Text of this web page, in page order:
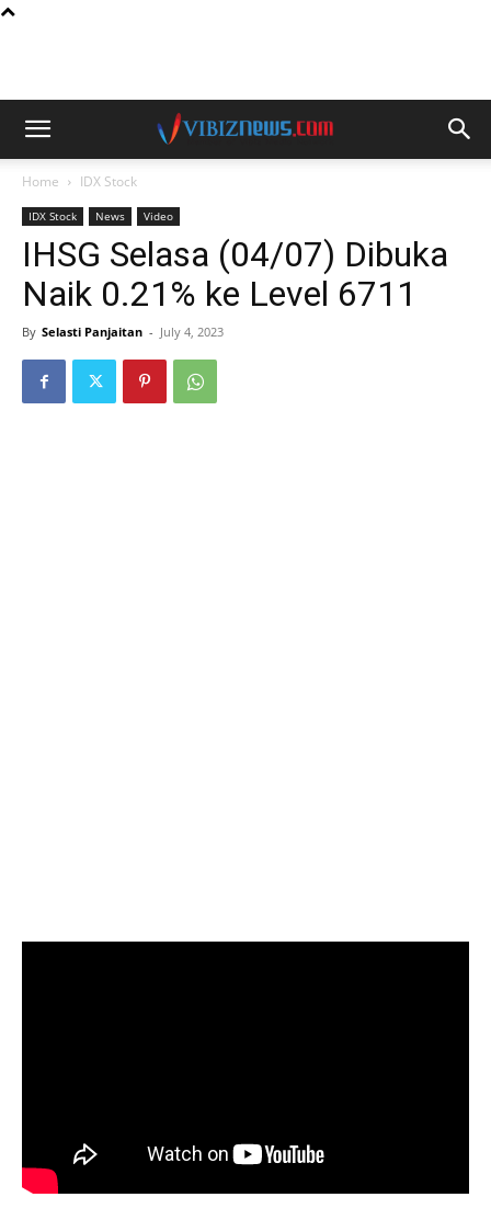
Home IDX Stock
IDX Stock News Video
IHSG Selasa (04/07) Dibuka
Naik 0.21% ke Level 6711
By Selasti Panjaitan - July 4, 2023